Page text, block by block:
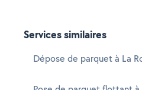
Services similaires
Dépose de parquet à La